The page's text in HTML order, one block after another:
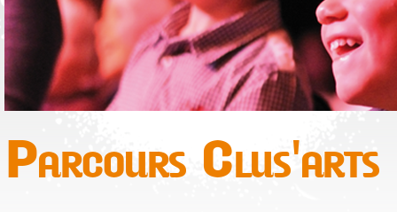
Parcours Clus'arts